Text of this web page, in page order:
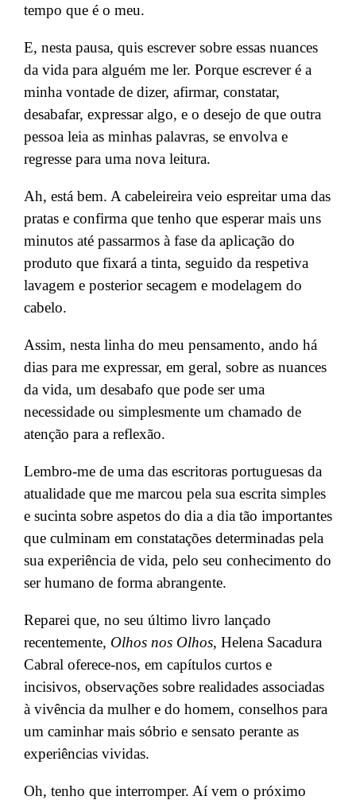
tempo que é o meu.
E, nesta pausa, quis escrever sobre essas nuances
da vida para alguém me ler. Porque escrever é a
minha vontade de dizer, afirmar, constatar,
desabafar, expressar algo, e o desejo de que outra
pessoa leia as minhas palavras, se envolva e
regresse para uma nova leitura.
Ah, está bem. A cabeleireira veio espreitar uma das
pratas e confirma que tenho que esperar mais uns
minutos até passarmos à fase da aplicação do
produto que fixará a tinta, seguido da respetiva
lavagem e posterior secagem e modelagem do
cabelo.
Assim, nesta linha do meu pensamento, ando há
dias para me expressar, em geral, sobre as nuances
da vida, um desabafo que pode ser uma
necessidade ou simplesmente um chamado de
atenção para a reflexão.
Lembro-me de uma das escritoras portuguesas da
atualidade que me marcou pela sua escrita simples
e sucinta sobre aspetos do dia a dia tão importantes
que culminam em constatações determinadas pela
sua experiência de vida, pelo seu conhecimento do
ser humano de forma abrangente.
Reparei que, no seu último livro lançado
recentemente, Olhos nos Olhos, Helena Sacadura
Cabral oferece-nos, em capítulos curtos e
incisivos, observações sobre realidades associadas
à vivência da mulher e do homem, conselhos para
um caminhar mais sóbrio e sensato perante as
experiências vividas.
Oh, tenho que interromper. Aí vem o próximo